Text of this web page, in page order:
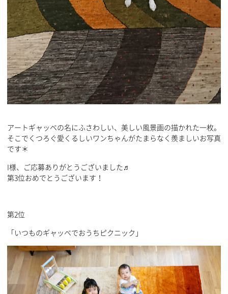
アートギャッベの名にふさわしい、美しい風景画の描かれた一枚。
そこでくつろぐ愛くるしいワンちゃんがたまらなく羨ましいお写真
です＊
I様、ご応募ありがとうございました♬
第3位おめでとうございます！
第2位
「いつものギャッベでおうちピクニック」